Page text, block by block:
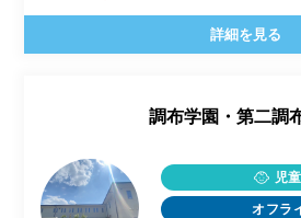
詳細を見る
調布学園・第二調
児
オフラ